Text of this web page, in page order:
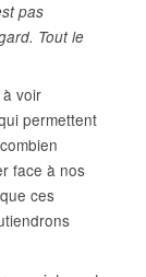
pas
Tout le
voir
permettent
face à nos
ces